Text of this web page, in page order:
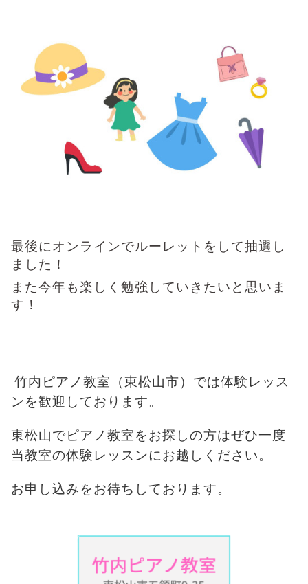
最後にオンラインでルーレットをして抽選し
ました！
また今年も楽しく勉強していきたいと思いま
す！
竹内ピアノ教室（東松山市）では体験レッス
ンを歓迎しております。
東松山でピアノ教室をお探しの方はぜひ一度
当教室の体験レッスンにお越しください。
お申し込みをお待ちしております。